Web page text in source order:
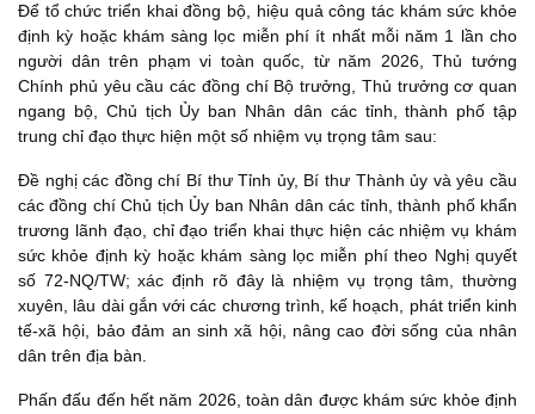
Để tổ chức triển khai đồng bộ, hiệu quả công tác khám sức khỏe
định kỳ hoặc khám sàng lọc miễn phí ít nhất mỗi năm 1 lần cho
người dân trên phạm vi toàn quốc, từ năm 2026, Thủ tướng
Chính phủ yêu cầu các đồng chí Bộ trưởng, Thủ trưởng cơ quan
ngang bộ, Chủ tịch Ủy ban Nhân dân các tỉnh, thành phố tập
trung chỉ đạo thực hiện một số nhiệm vụ trọng tâm sau:
Đề nghị các đồng chí Bí thư Tỉnh ủy, Bí thư Thành ủy và yêu cầu
các đồng chí Chủ tịch Ủy ban Nhân dân các tỉnh, thành phố khẩn
trương lãnh đạo, chỉ đạo triển khai thực hiện các nhiệm vụ khám
sức khỏe định kỳ hoặc khám sàng lọc miễn phí theo Nghị quyết
số 72-NQ/TW; xác định rõ đây là nhiệm vụ trọng tâm, thường
xuyên, lâu dài gắn với các chương trình, kế hoạch, phát triển kinh
tế-xã hội, bảo đảm an sinh xã hội, nâng cao đời sống của nhân
dân trên địa bàn.
Phấn đấu đến hết năm 2026, toàn dân được khám sức khỏe định